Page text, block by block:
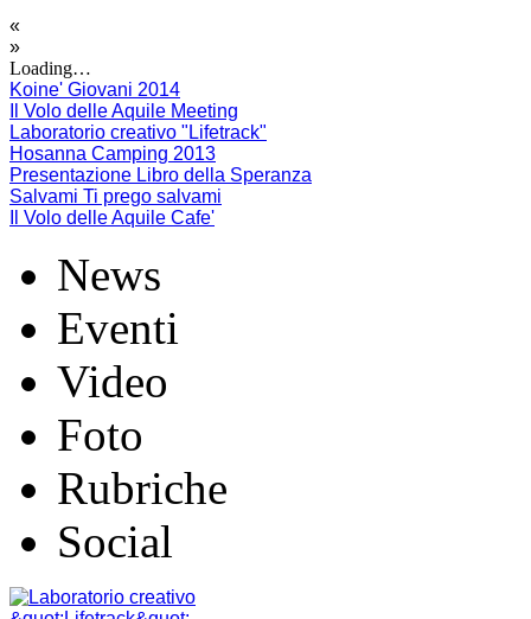
«
»
Loading…
Koine' Giovani 2014
Il Volo delle Aquile Meeting
Laboratorio creativo "Lifetrack"
Hosanna Camping 2013
Presentazione Libro della Speranza
Salvami Ti prego salvami
Il Volo delle Aquile Cafe'
News
Eventi
Video
Foto
Rubriche
Social